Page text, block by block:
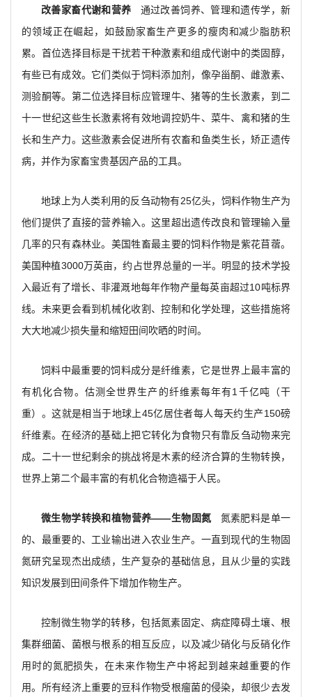
改善家畜代谢和营养
通过改善饲养、管理和遗传学，新
的领域正在崛起，如鼓励家畜生产更多的瘦肉和减少脂肪积
累。首位选择目标是干扰若干种激素和组成代谢中的类固醇，
有些已有成效。它们类似于饲料添加剂，像孕甾酮、雌激素、
测验酮等。第二位选择目标应管理牛、猪等的生长激素，到二
十一世纪这些生长激素将有效地调控奶牛、菜牛、禽和猪的生
长和生产力。这些激素会促进所有农畜和鱼类生长，矫正遗传
病，并作为家畜宝贵基因产品的工具。
地球上为人类利用的反刍动物有25亿头，饲料作物生产为
他们提供了直接的营养输入。这里超出遗传改良和管理输入量
几率的只有森林业。美国牲畜最主要的饲料作物是紫花苜蓿。
美国种植3000万英亩，约占世界总量的一半。明显的技术学投
入最近有了增长、非灌溉地每年作物产量每英亩超过10吨标界
线。未来更会看到机械化收割、控制和化学处理，这些措施将
大大地减少损失量和缩短田间吹晒的时间。
饲料中最重要的饲料成分是纤维素，它是世界上最丰富的
有机化合物。估测全世界生产的纤维素每年有1千亿吨（干
重）。这就是相当于地球上45亿居住者每人每天约生产150磅
纤维素。在经济的基础上把它转化为食物只有靠反刍动物来完
成。二十一世纪剩余的挑战将是木素的经济合算的生物转换，
世界上第二个最丰富的有机化合物造福于人民。
微生物学转换和植物营养——生物固氮 氮素肥料是单一
的、最重要的、工业输出进入农业生产。一直到现代的生物固
氮研究呈现杰出成绩，生产复杂的基础信息，且从少量的实践
知识发展到田间条件下增加作物生产。
控制微生物学的转移，包括氮素固定、病症障碍土壤、根
集群细菌、菌根与根系的相互反应，以及减少硝化与反硝化作
用时的氮肥损失，在未来作物生产中将起到越来越重要的作
用。所有经济上重要的豆科作物受根瘤菌的侵染，却很少去发